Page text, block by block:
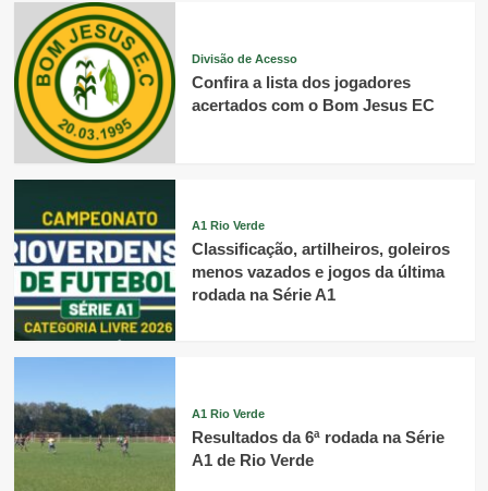
Divisão de Acesso
Confira a lista dos jogadores
acertados com o Bom Jesus EC
A1 Rio Verde
Classificação, artilheiros, goleiros
menos vazados e jogos da última
rodada na Série A1
A1 Rio Verde
Resultados da 6ª rodada na Série
A1 de Rio Verde